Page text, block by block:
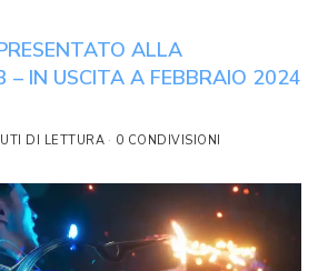
ALLA
– IN USCITA A FEBBRAIO 2024
DI LETTURA 0 CONDIVISIONI